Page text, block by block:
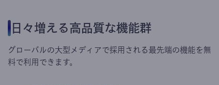
日々増える高品質な機能群
グローバルの大型メディアで採用される最先端の機能を無
料で利用できます。